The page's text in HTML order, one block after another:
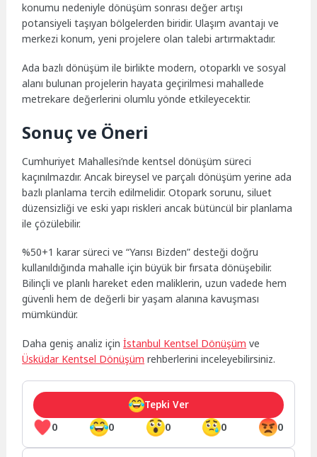
konumu nedeniyle dönüşüm sonrası değer artışı
potansiyeli taşıyan bölgelerden biridir. Ulaşım avantajı ve
merkezi konum, yeni projelere olan talebi artırmaktadır.
Ada bazlı dönüşüm ile birlikte modern, otoparklı ve sosyal
alanı bulunan projelerin hayata geçirilmesi mahallede
metrekare değerlerini olumlu yönde etkileyecektir.
Sonuç ve Öneri
Cumhuriyet Mahallesi’nde kentsel dönüşüm süreci
kaçınılmazdır. Ancak bireysel ve parçalı dönüşüm yerine ada
bazlı planlama tercih edilmelidir. Otopark sorunu, siluet
düzensizliği ve eski yapı riskleri ancak bütüncül bir planlama
ile çözülebilir.
%50+1 karar süreci ve “Yarısı Bizden” desteği doğru
kullanıldığında mahalle için büyük bir fırsata dönüşebilir.
Bilinçli ve planlı hareket eden maliklerin, uzun vadede hem
güvenli hem de değerli bir yaşam alanına kavuşması
mümkündür.
Daha geniş analiz içinİstanbul Kentsel Dönüşüm ve
Üsküdar Kentsel Dönüşüm rehberlerini inceleyebilirsiniz.
0 0 0 0 0
Tepki Ver